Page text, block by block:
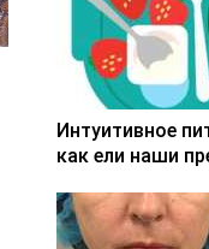
Интуитивное
как ели наши